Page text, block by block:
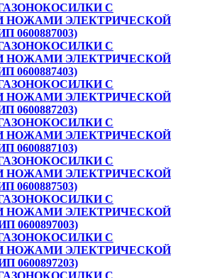
С
НОЖАМИ ЭЛЕКТРИЧЕСКОЙ
0600887003)
С
НОЖАМИ ЭЛЕКТРИЧЕСКОЙ
0600887403)
С
НОЖАМИ ЭЛЕКТРИЧЕСКОЙ
0600887203)
С
НОЖАМИ ЭЛЕКТРИЧЕСКОЙ
0600887103)
С
НОЖАМИ ЭЛЕКТРИЧЕСКОЙ
0600887503)
С
НОЖАМИ ЭЛЕКТРИЧЕСКОЙ
0600897003)
С
НОЖАМИ ЭЛЕКТРИЧЕСКОЙ
0600897203)
С